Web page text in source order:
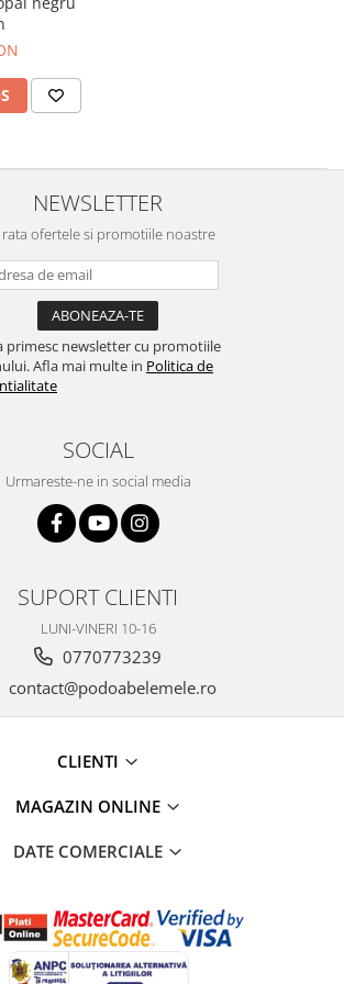
NEWSLETTER
rata ofertele si promotiile noastre
primesc newsletter cu promotiile
Afla mai multe in Politica de
SOCIAL
Urmareste-ne in social media
SUPORT CLIENTI
LUNI-VINERI 10-16
0770773239
contact@podoabelemele.ro
CLIENTI
MAGAZIN ONLINE
DATE COMERCIALE